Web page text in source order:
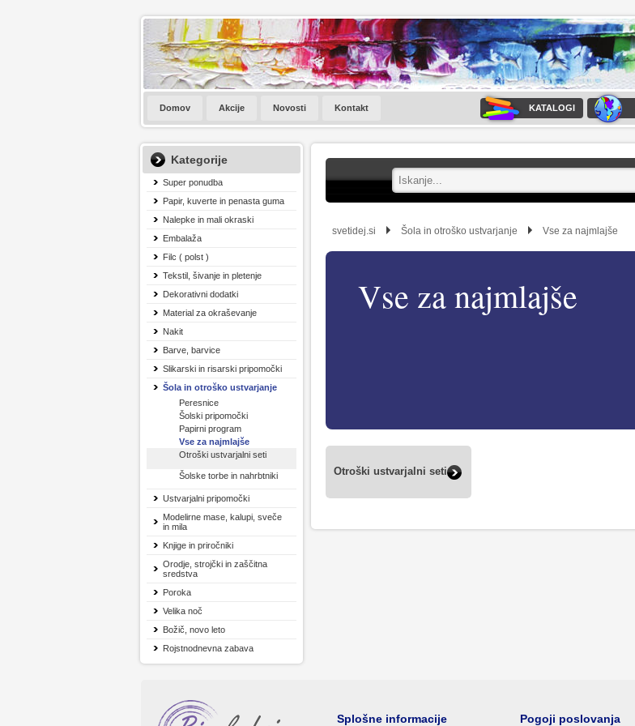
Domov Akcije Novosti Kontakt KATALOGI
Kategorije
Super ponudba
Papir, kuverte in penasta guma
Nalepke in mali okraski
Embalaža
Filc ( polst )
Tekstil, šivanje in pletenje
Dekorativni dodatki
Material za okraševanje
Nakit
Barve, barvice
Slikarski in risarski pripomočki
Šola in otroško ustvarjanje
Peresnice
Šolski pripomočki
Papirni program
Vse za najmlajše
Otroški ustvarjalni seti
Šolske torbe in nahrbtniki
Ustvarjalni pripomočki
Modelirne mase, kalupi, sveče
in mila
Knjige in priročniki
Orodje, strojčki in zaščitna
sredstva
Poroka
Velika noč
Božič, novo leto
Rojstnodnevna zabava
svetidej.si Šola in otroško ustvarjanje Vse za najmlajše
Vse za najmlajše
Otroški ustvarjalni seti
Splošne informacije Pogoji poslovanja